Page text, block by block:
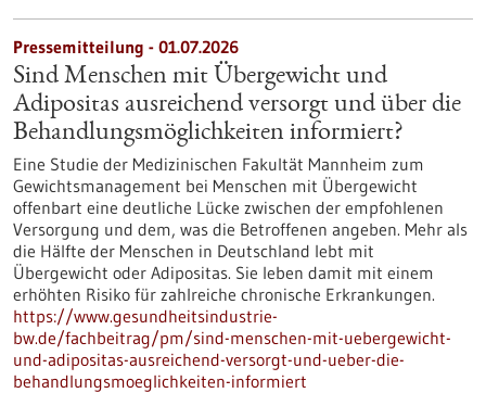
Pressemitteilung - 01.07.2026
Sind Menschen mit Übergewicht und
Adipositas ausreichend versorgt und über die
Behandlungsmöglichkeiten informiert?
Eine Studie der Medizinischen Fakultät Mannheim zum
Gewichtsmanagement bei Menschen mit Übergewicht
offenbart eine deutliche Lücke zwischen der empfohlenen
Versorgung und dem, was die Betroffenen angeben. Mehr als
die Hälfte der Menschen in Deutschland lebt mit
Übergewicht oder Adipositas. Sie leben damit mit einem
erhöhten Risiko für zahlreiche chronische Erkrankungen.
https://www.gesundheitsindustrie-
bw.de/fachbeitrag/pm/sind-menschen-mit-uebergewicht-
und-adipositas-ausreichend-versorgt-und-ueber-die-
behandlungsmoeglichkeiten-informiert